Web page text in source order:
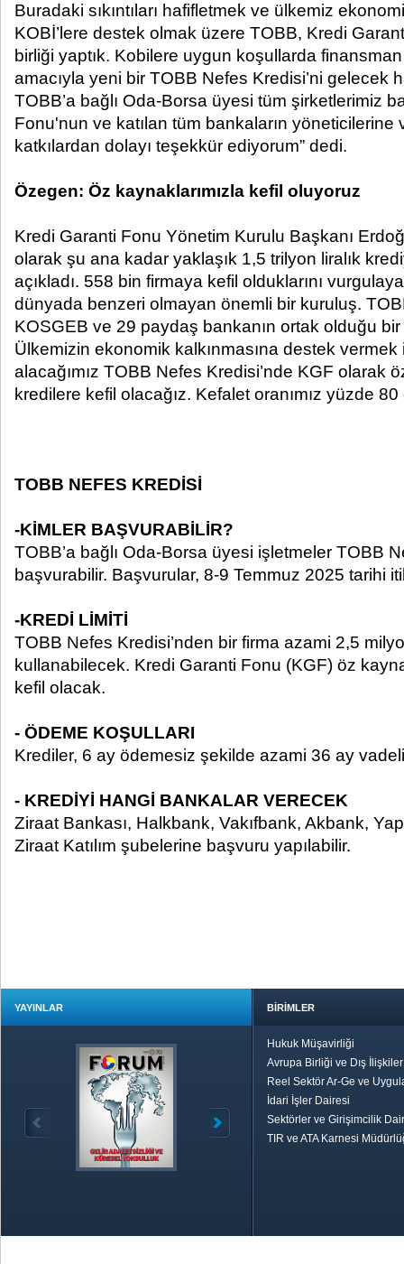
Buradaki sıkıntıları hafifletmek ve ülkemiz
KOBİ’lere destek olmak üzere TOBB, Kredi
birliği yaptık. Kobilere uygun koşullarda
amacıyla yeni bir TOBB Nefes Kredisi’ni gelecek
TOBB’a bağlı Oda-Borsa üyesi tüm şirketlerimiz
Fonu'nun ve katılan tüm bankaların yöneticilerine
katkılardan dolayı teşekkür ediyorum” dedi.
Özegen: Öz kaynaklarımızla kefil oluyoruz
Kredi Garanti Fonu Yönetim Kurulu Başkanı
olarak şu ana kadar yaklaşık 1,5 trilyon liralık
açıkladı. 558 bin firmaya kefil olduklarını
dünyada benzeri olmayan önemli bir kuruluş.
KOSGEB ve 29 paydaş bankanın ortak olduğu
Ülkemizin ekonomik kalkınmasına destek
alacağımız TOBB Nefes Kredisi’nde KGF olarak
kredilere kefil olacağız. Kefalet oranımız yüzde 80
TOBB NEFES KREDİSİ
-KİMLER BAŞVURABİLİR?
TOBB’a bağlı Oda-Borsa üyesi işletmeler TOBB
başvurabilir. Başvurular, 8-9 Temmuz 2025 tarihi
-KREDİ LİMİTİ
TOBB Nefes Kredisi’nden bir firma azami 2,5
kullanabilecek. Kredi Garanti Fonu (KGF) öz
kefil olacak.
- ÖDEME KOŞULLARI
Krediler, 6 ay ödemesiz şekilde azami 36 ay
- KREDİYİ HANGİ BANKALAR VERECEK
Ziraat Bankası, Halkbank, Vakıfbank, Akbank,
Ziraat Katılım şubelerine başvuru yapılabilir.
YAYINLAR BİRİMLER
Hukuk Müşavirliği
Avrupa Birliği ve Dış
Reel Sektör Ar-Ge ve
İdari İşler Dairesi
Sektörler ve Girişimcilik
TIR ve ATA Karnesi